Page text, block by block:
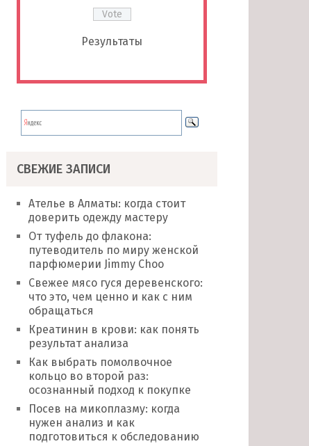
Результаты
СВЕЖИЕ ЗАПИСИ
Ателье в Алматы: когда стоит
доверить одежду мастеру
От туфель до флакона:
путеводитель по миру женской
парфюмерии Jimmy Choo
Свежее мясо гуся деревенского:
что это, чем ценно и как с ним
обращаться
Креатинин в крови: как понять
результат анализа
Как выбрать помолвочное
кольцо во второй раз:
осознанный подход к покупке
Посев на микоплазму: когда
нужен анализ и как
подготовиться к обследованию